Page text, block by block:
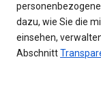
dazu, wie Sie die
einsehen,
Abschnitt